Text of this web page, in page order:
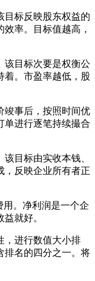
标反映股东权益的
率。目标值越高，
目标次要是权衡公
着。市盈率越低，股
事后，按照时间优
单进行逐笔持续撮合
目标由实收本钱、
，反映企业所有者正
。净利润是一个企
就好。
进行数值大小排
排名的四分之一。将